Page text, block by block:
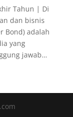
Tahun | Di
dan bisnis
Bond) adalah
yang
jawab…